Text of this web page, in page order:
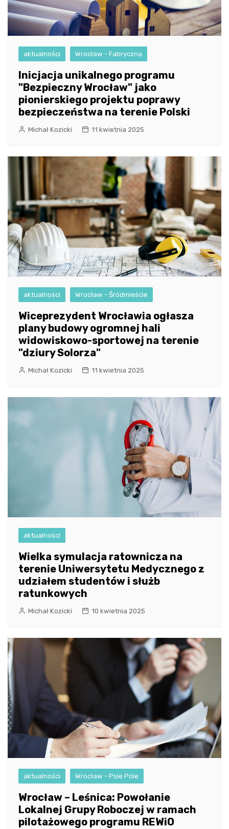
aktualności Wrocław - Fabryczna
Inicjacja unikalnego programu
"Bezpieczny Wrocław" jako
pionierskiego projektu poprawy
bezpieczeństwa na terenie Polski
Michał Kozicki 11 kwietnia 2025
aktualności Wrocław - Śródmieście
Wiceprezydent Wrocławia ogłasza
plany budowy ogromnej hali
widowiskowo-sportowej na terenie
"dziury Solorza"
Michał Kozicki 11 kwietnia 2025
aktualności
Wielka symulacja ratownicza na
terenie Uniwersytetu Medycznego z
udziałem studentów i służb
ratunkowych
Michał Kozicki 10 kwietnia 2025
aktualności Wrocław - Psie Pole
Wrocław – Leśnica: Powołanie
Lokalnej Grupy Roboczej w ramach
pilotażowego programu REWiO